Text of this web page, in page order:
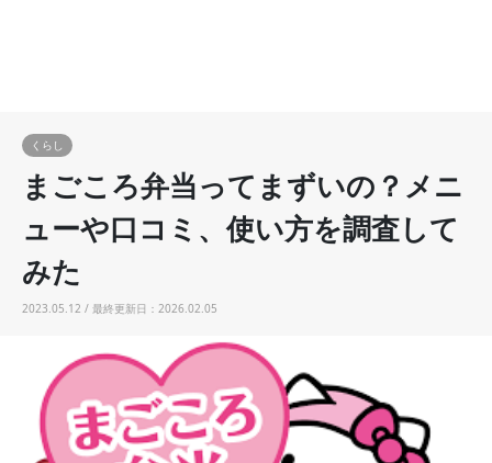
くらし
まごころ弁当ってまずいの？メニ
ューや口コミ、使い方を調査して
みた
2023.05.12 / 最終更新日：2026.02.05